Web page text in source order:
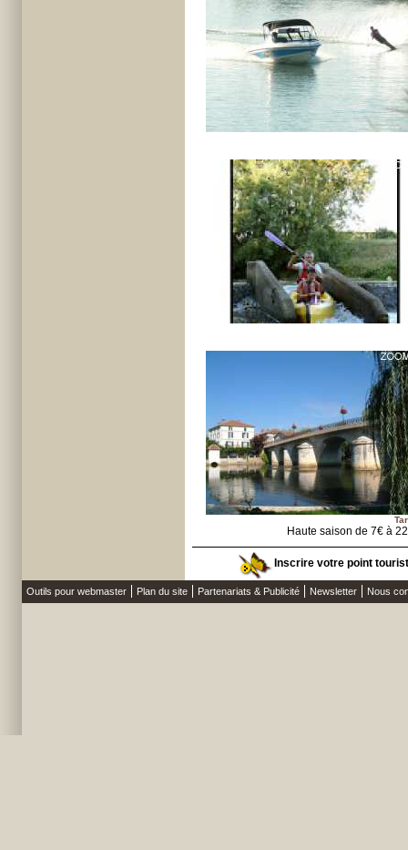
Haute saison de 7€ à
Inscrire votre point
Outils pour webmaster Plan du site Partenariats & Publicité Newsletter Nous